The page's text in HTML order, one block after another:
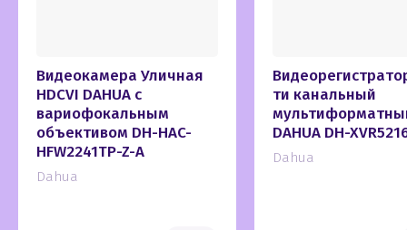
Видеокамера Уличная
HDCVI DAHUA с
вариофокальным
объективом DH-HAC-
HFW2241TP-Z-A
Dahua
ти канальный
DAHUA DH-
Dahua